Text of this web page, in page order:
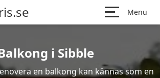
Menu
i Sibble
en balkong kan kännas som en